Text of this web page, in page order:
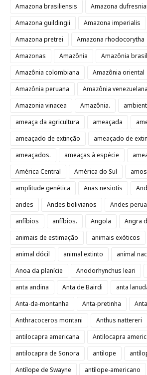
Amazona brasiliensis
Amazona
Amazona guildingii
Amazona imperialis
Amazona pretrei
Amazona rhodocorytha
Amazonas
Amazônia
Amazônia
Amazônia colombiana
Amazônia oriental
Amazônia peruana
Amazônia
Amazonia vinacea
Amazônia.
ameaça da agricultura
ameaçada
ameaçado de extinção
ameaçado de
ameaçados.
ameaças à espécie
América Central
América do Sul
amplitude genética
Anas nesiotis
andes
Andes bolivianos Andes
anfíbios
anfíbios. Angola
Angra
animais de estimação
animais exóticos
animal dócil
animal extinto
animal
Anoa da planície
Anodorhynchus leari
anta andina
Anta de Bairdi
anta
Anta-da-montanha
Anta-pretinha
Anthracoceros montani
Anthus nattereri
antilocapra americana
Antilocapra
antilocapra de Sonora
antilope
Antílope de Swayne
antílope-americano